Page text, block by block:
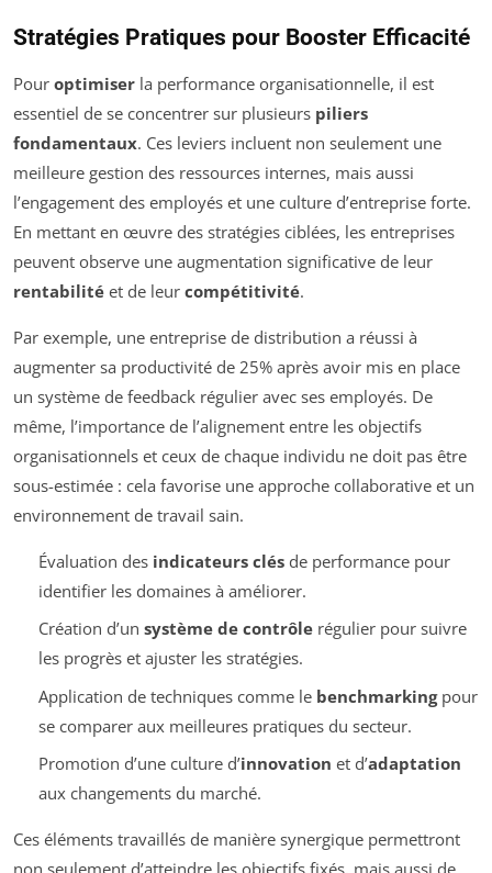
Stratégies Pratiques pour Booster Efficacité
Pour optimiser la performance organisationnelle, il est
essentiel de se concentrer sur plusieurs piliers
fondamentaux. Ces leviers incluent non seulement une
meilleure gestion des ressources internes, mais aussi
l’engagement des employés et une culture d’entreprise forte.
En mettant en œuvre des stratégies ciblées, les entreprises
peuvent observe une augmentation significative de leur
rentabilité et de leur compétitivité.
Par exemple, une entreprise de distribution a réussi à
augmenter sa productivité de 25% après avoir mis en place
un système de feedback régulier avec ses employés. De
même, l’importance de l’alignement entre les objectifs
organisationnels et ceux de chaque individu ne doit pas être
sous-estimée : cela favorise une approche collaborative et un
environnement de travail sain.
Évaluation des indicateurs clésde performance pour
identifier les domaines à améliorer.
Création d’un système de contrôlerégulier pour suivre
les progrès et ajuster les stratégies.
Application de techniques comme le benchmarkingpour
se comparer aux meilleures pratiques du secteur.
Promotion d’une culture d’innovation et d’adaptation
aux changements du marché.
Ces éléments travaillés de manière synergique permettront